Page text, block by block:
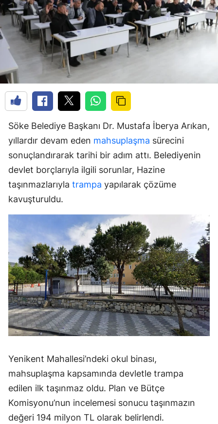
Söke Belediye Başkanı Dr. Mustafa İberya Arıkan,
yıllardır devam eden mahsuplaşma sürecini
sonuçlandırarak tarihi bir adım attı. Belediyenin
devlet borçlarıyla ilgili sorunlar, Hazine
taşınmazlarıyla trampa yapılarak çözüme
kavuşturuldu.
Yenikent Mahallesi’ndeki okul binası,
mahsuplaşma kapsamında devletle trampa
edilen ilk taşınmaz oldu. Plan ve Bütçe
Komisyonu’nun incelemesi sonucu taşınmazın
değeri 194 milyon TL olarak belirlendi.